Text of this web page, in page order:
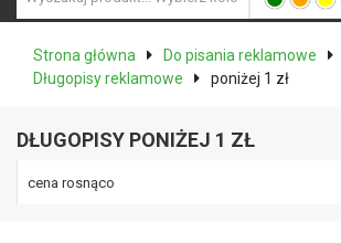
Strona główna
Do pisania reklamowe
Długopisy reklamowe
poniżej 1 zł
DŁUGOPISY PONIŻEJ 1 ZŁ